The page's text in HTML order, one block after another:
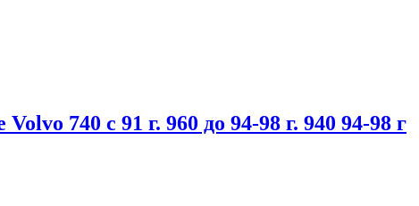
740 с 91 г. 960 до 94-98 г. 940 94-98 г